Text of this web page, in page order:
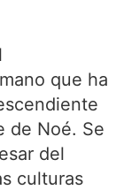
que ha
de Noé. Se
del
culturas